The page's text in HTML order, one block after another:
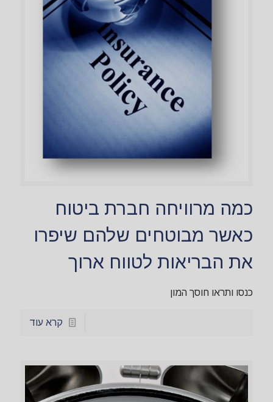
כמה מרוויחה חברת ביטוח
כאשר מבוטחים שלהם שיפרו
את הבריאות לטווח ארוך
כנסו ותראו חוסך המון
קרא עוד